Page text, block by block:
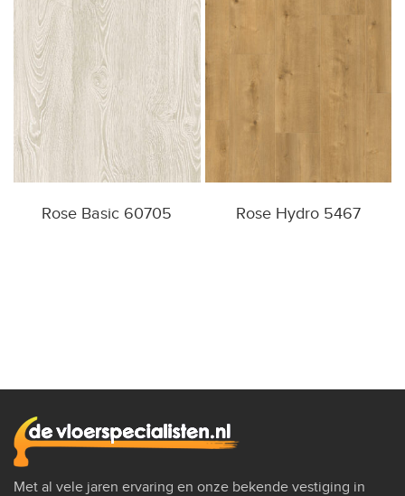
Rose Basic 60705 Rose Hydro 5467
Met al vele jaren ervaring en onze bekende vestiging in